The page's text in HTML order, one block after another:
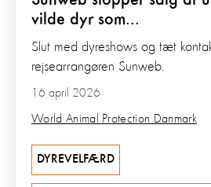
vilde dyr som...
16 april 2026
World Animal Protection Danmark
Slut med dyreshows og tæt
rejsearrangøren Sunweb.
DYREVELFÆRD